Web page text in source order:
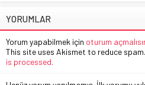
YORUMLAR
Yorum yapabilmek için oturum
This site uses Akismet to reduce spam.
is processed.